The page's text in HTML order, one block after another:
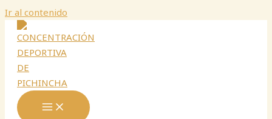
Ir al contenido